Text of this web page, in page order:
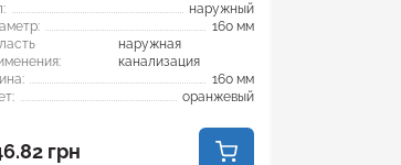
наружный
160 мм
наружная
канализация
160 мм
оранжевый
грн